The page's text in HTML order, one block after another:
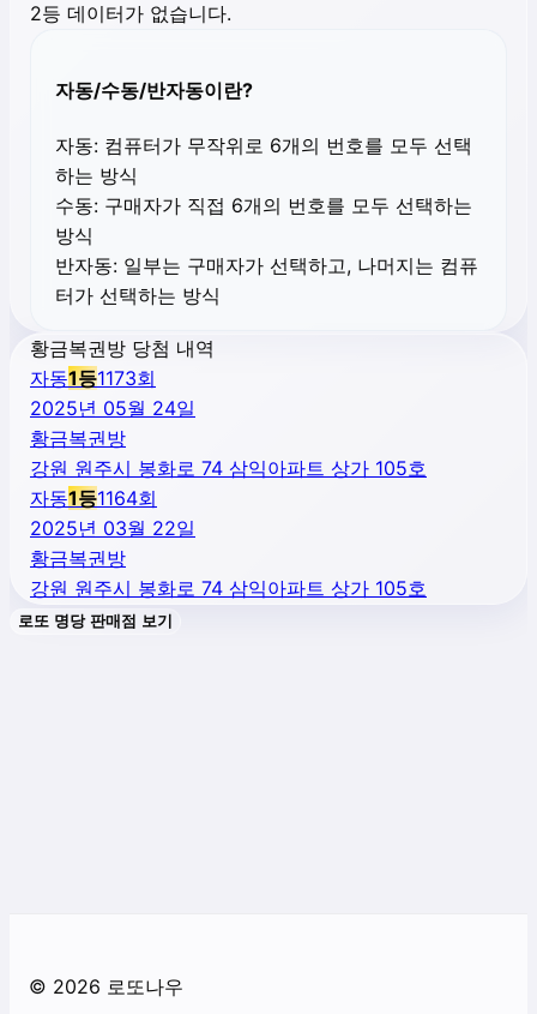
2등 데이터가 없습니다.
자동/수동/반자동이란?
자동: 컴퓨터가 무작위로 6개의 번호를 모두 선택
하는 방식
수동: 구매자가 직접 6개의 번호를 모두 선택하는
방식
반자동: 일부는 구매자가 선택하고, 나머지는 컴퓨
터가 선택하는 방식
황금복권방 당첨 내역
자동1등1173회
2025년 05월 24일
황금복권방
강원 원주시 봉화로 74 삼익아파트 상가 105호
자동1등1164회
2025년 03월 22일
황금복권방
강원 원주시 봉화로 74 삼익아파트 상가 105호
로또 명당 판매점 보기
© 2026 로또나우